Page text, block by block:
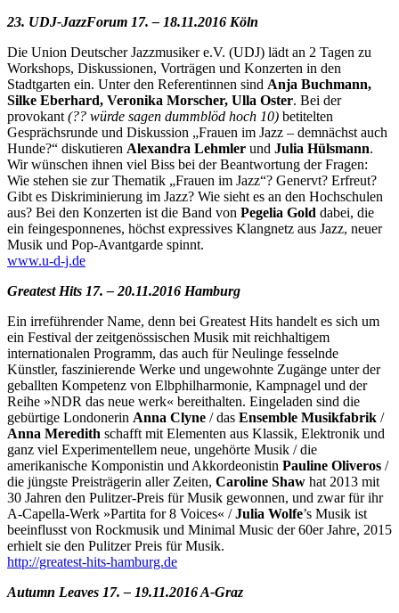
23. UDJ-JazzForum 17. – 18.11.2016 Köln
Die Union Deutscher Jazzmusiker e.V. (UDJ) lädt an 2 Tagen zu
Workshops, Diskussionen, Vorträgen und Konzerten in den
Stadtgarten ein. Unter den Referentinnen sind Anja Buchmann,
Silke Eberhard, Veronika Morscher, Ulla Oster. Bei der
provokant (?? würde sagen dummblöd hoch 10) betitelten
Gesprächsrunde und Diskussion „Frauen im Jazz – demnächst auch
Hunde?“ diskutieren Alexandra Lehmler und Julia Hülsmann.
Wir wünschen ihnen viel Biss bei der Beantwortung der Fragen:
Wie stehen sie zur Thematik „Frauen im Jazz“? Genervt? Erfreut?
Gibt es Diskriminierung im Jazz? Wie sieht es an den Hochschulen
aus? Bei den Konzerten ist die Band von Pegelia Gold dabei, die
ein feingesponnenes, höchst expressives Klangnetz aus Jazz, neuer
Musik und Pop-Avantgarde spinnt.
www.u-d-j.de
Greatest Hits 17. – 20.11.2016 Hamburg
Ein irreführender Name, denn bei Greatest Hits handelt es sich um
ein Festival der zeitgenössischen Musik mit reichhaltigem
internationalen Programm, das auch für Neulinge fesselnde
Künstler, faszinierende Werke und ungewohnte Zugänge unter der
geballten Kompetenz von Elbphilharmonie, Kampnagel und der
Reihe »NDR das neue werk« bereithalten. Eingeladen sind die
gebürtige Londonerin Anna Clyne / das Ensemble Musikfabrik /
Anna Meredith schafft mit Elementen aus Klassik, Elektronik und
ganz viel Experimentellem neue, ungehörte Musik / die
amerikanische Komponistin und Akkordeonistin Pauline Oliveros /
die jüngste Preisträgerin aller Zeiten, Caroline Shaw hat 2013 mit
30 Jahren den Pulitzer-Preis für Musik gewonnen, und zwar für ihr
A-Capella-Werk »Partita for 8 Voices« /Julia Wolfe’s Musik ist
beeinflusst von Rockmusik und Minimal Music der 60er Jahre, 2015
erhielt sie den Pulitzer Preis für Musik.
http://greatest-hits-hamburg.de
Autumn Leaves 17. – 19.11.2016 A-Graz